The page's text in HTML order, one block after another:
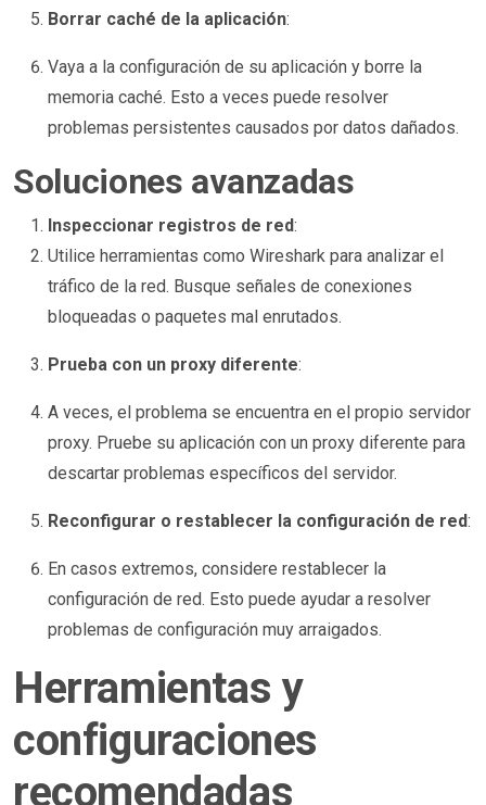
Borrar caché de la aplicación:
Vaya a la configuración de su aplicación y borre la
memoria caché. Esto a veces puede resolver
problemas persistentes causados por datos dañados.
Soluciones avanzadas
Inspeccionar registros de red:
Utilice herramientas como Wireshark para analizar el
tráfico de la red. Busque señales de conexiones
bloqueadas o paquetes mal enrutados.
Prueba con un proxy diferente:
A veces, el problema se encuentra en el propio servidor
proxy. Pruebe su aplicación con un proxy diferente para
descartar problemas específicos del servidor.
Reconfigurar o restablecer la configuración de red:
En casos extremos, considere restablecer la
configuración de red. Esto puede ayudar a resolver
problemas de configuración muy arraigados.
Herramientas y
configuraciones
recomendadas